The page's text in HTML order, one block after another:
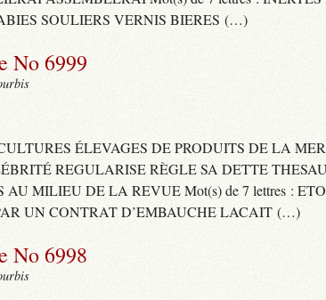
SOULIERS VERNIS BIERES (…)
No 6999
ÉLEVAGES DE PRODUITS DE LA
REGULARISE RÈGLE SA DETTE
AU MILIEU DE LA REVUE Mot(s) de 7 lettres :
UN CONTRAT D’EMBAUCHE LACAIT (…)
No 6998